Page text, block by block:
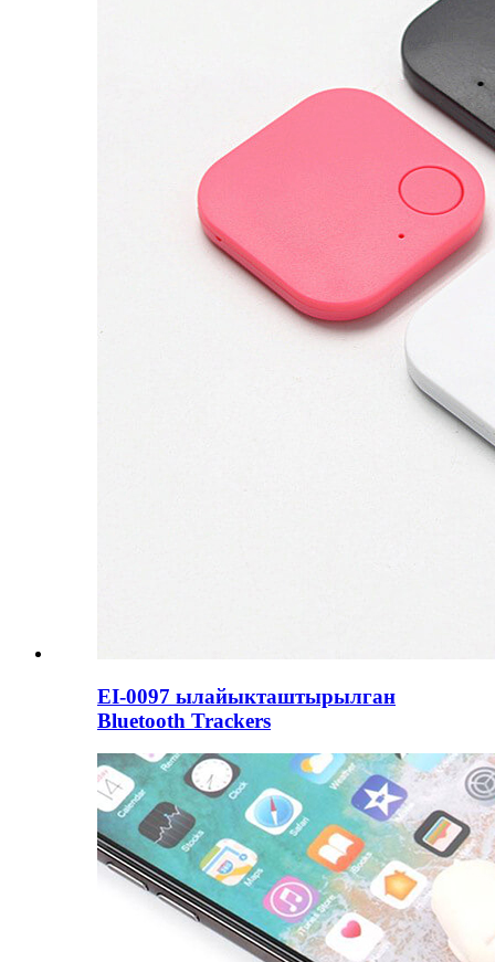
EI-0097 ылайыкташтырылган
Bluetooth Trackers